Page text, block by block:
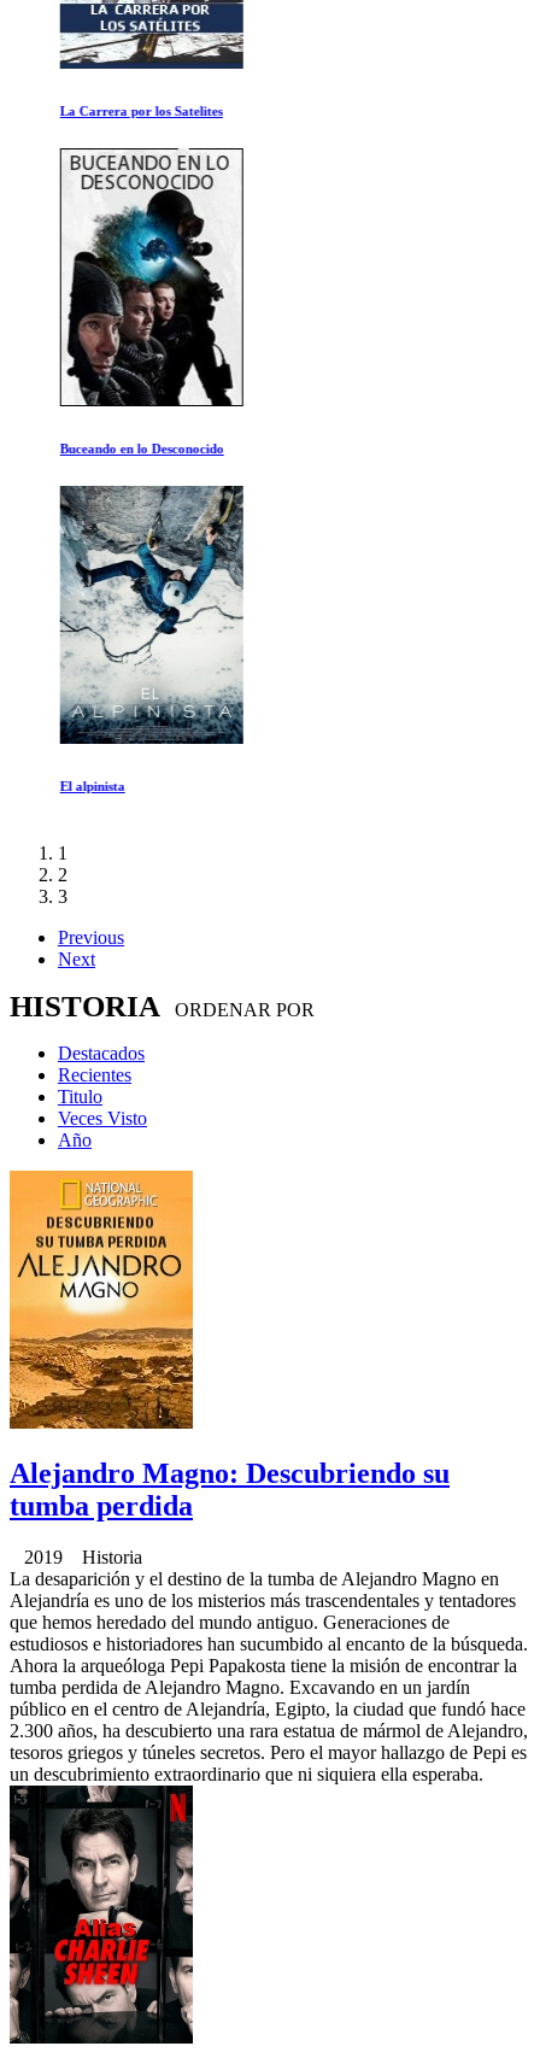
La Carrera por los Satelites
Buceando en lo Desconocido
El alpinista
1
2
3
Previous
Next
HISTORIA ORDENAR POR
Destacados
Recientes
Titulo
Veces Visto
Año
Alejandro Magno: Descubriendo su
tumba perdida
2019 Historia
La desaparición y el destino de la tumba de Alejandro Magno en
Alejandría es uno de los misterios más trascendentales y tentadores
que hemos heredado del mundo antiguo. Generaciones de
estudiosos e historiadores han sucumbido al encanto de la búsqueda.
Ahora la arqueóloga Pepi Papakosta tiene la misión de encontrar la
tumba perdida de Alejandro Magno. Excavando en un jardín
público en el centro de Alejandría, Egipto, la ciudad que fundó hace
2.300 años, ha descubierto una rara estatua de mármol de Alejandro,
tesoros griegos y túneles secretos. Pero el mayor hallazgo de Pepi es
un descubrimiento extraordinario que ni siquiera ella esperaba.